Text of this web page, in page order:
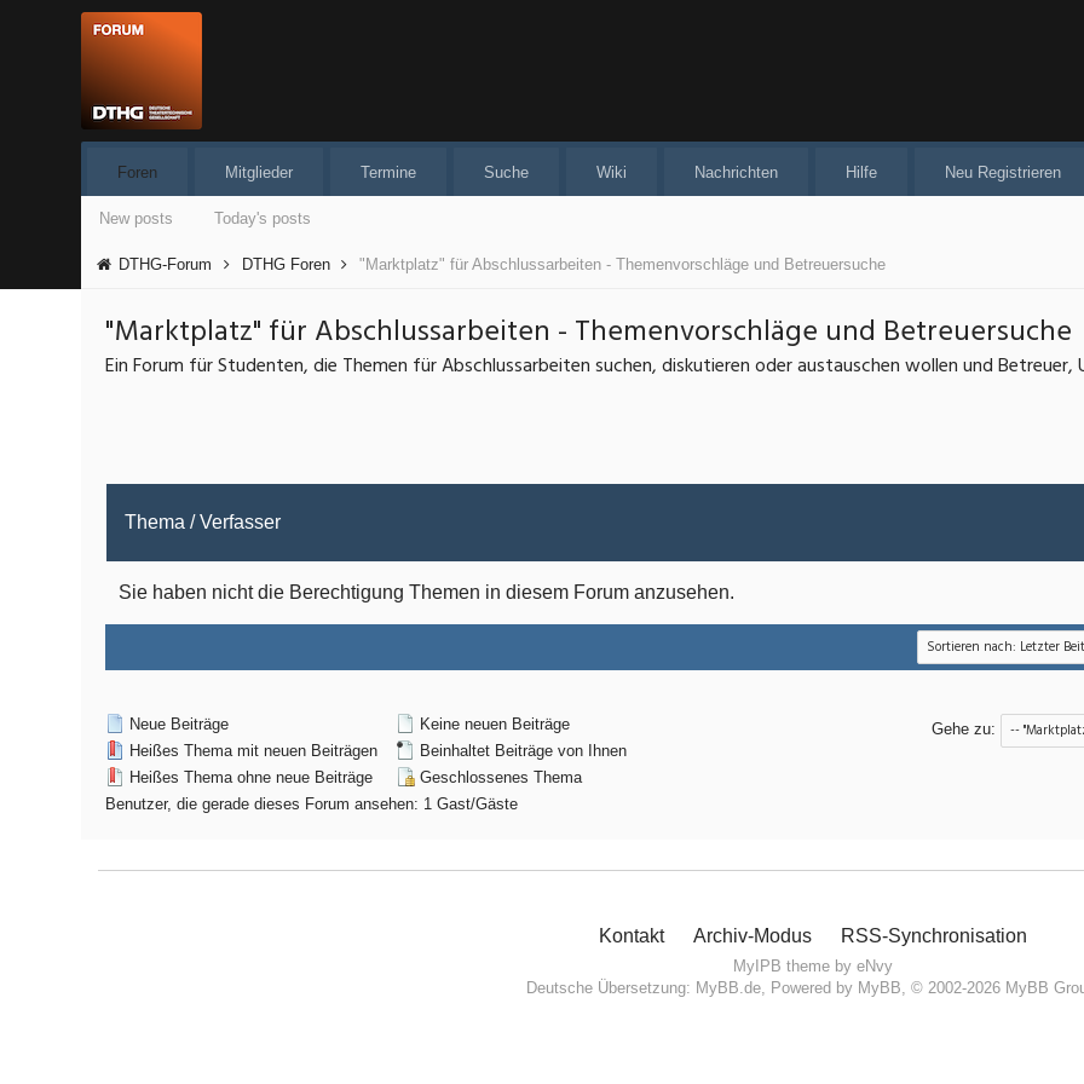
Foren Mitglieder Termine Suche Wiki Nachrichten Hilfe Neu Registrieren
New posts Today's posts
DTHG-Forum DTHG Foren "Marktplatz" für Abschlussarbeiten - Themenvorschläge und Betreuersuche
"Marktplatz" für Abschlussarbeiten - Themenvorschläge und Betreuersuche
Ein Forum für Studenten, die Themen für Abschlussarbeiten suchen, diskutieren oder austauschen wollen und
Thema /Verfasser
Sie haben nicht die Berechtigung Themen in diesem Forum anzusehen.
Neue Beiträge
Heißes Thema mit neuen Beiträgen
Heißes Thema ohne neue Beiträge
Keine neuen Beiträge
Beinhaltet Beiträge von Ihnen
Geschlossenes Thema
Gehe zu:
Benutzer, die gerade dieses Forum ansehen: 1 Gast/Gäste
Kontakt Archiv-Modus RSS-Synchronisation
MyIPB theme by eNvy
Deutsche Übersetzung: MyBB.de, Powered by MyBB, © 2002-2026 MyBB